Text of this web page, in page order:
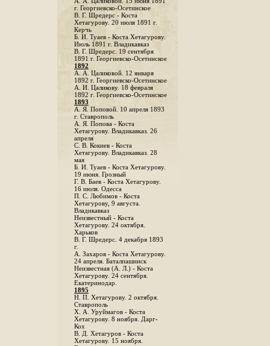
г. Георгиевско-Осетинское
B. Г. Шредерс - Коста
Хетагурову. 20 июля 1891 г.
Керчь
Б. И. Туаев - Коста Хетагурову.
Июль 1891 г. Владикавказ
В. Г. Шредерс. 19 сентября
1891 г. Георгиевско-Осетинское
1892
А. А. Цаликовой. 12 января
1892 г. Георгиевско-Осетинское
А. И. Цаликову. 18 февраля
1892 г. Георгиевско-Осетинское
1893
А. Я. Поповой. 10 апреля 1893
г. Ставрополь
A. Я. Попова - Коста
Хетагурову. Владикавказ. 26
апреля
С. В. Кокиев - Коста
Хетагурову. Владикавказ. 28
мая
Б. И. Туаев - Коста Хетагурову.
19 июня. Грозный
Г. В. Баев - Коста Хетагурову.
16 июля. Одесса
П. С. Любимов - Коста
Хетагурову, 9 августа.
Владикавказ
Неизвестный - Коста
Хетагурову. 24 октября.
Харьков
B. Г. Шредерс. 4 декабря 1893
г.
А. Захаров - Коста Хетагурову.
24 апреля. Баталпашинск
Неизвестная (А. Л.) - Коста
Хетагурову. 24 сентября.
Екатеринодар.
1895
Н. П. Хетагурову. 2 октября.
Ставрополь
X. А. Уруймагов - Коста
Хетагурову. 8 ноября. Дарг-
Кох
В. Д. Хетагуров - Коста
Хетагурову. 15 ноября.